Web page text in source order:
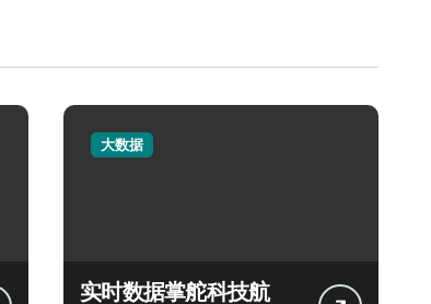
大数据
实时数据掌舵科技航